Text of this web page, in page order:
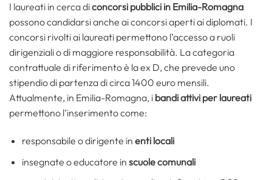
I laureati in cerca diconcorsi pubblici in Emilia-Romagna
possono candidarsi anche ai concorsi aperti ai diplomati. I
concorsi rivolti ai laureati permettono l’accesso a ruoli
dirigenziali o di maggiore responsabilità. La categoria
contrattuale di riferimento è la ex D, che prevede uno
stipendio di partenza di circa 1400 euro mensili.
Attualmente, in Emilia-Romagna, i bandi attivi per laureati
permettono l’inserimento come:
responsabile o dirigente in enti locali
insegnate o educatore in scuole comunali